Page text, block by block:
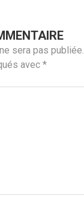
sera pas publiée.
avec *